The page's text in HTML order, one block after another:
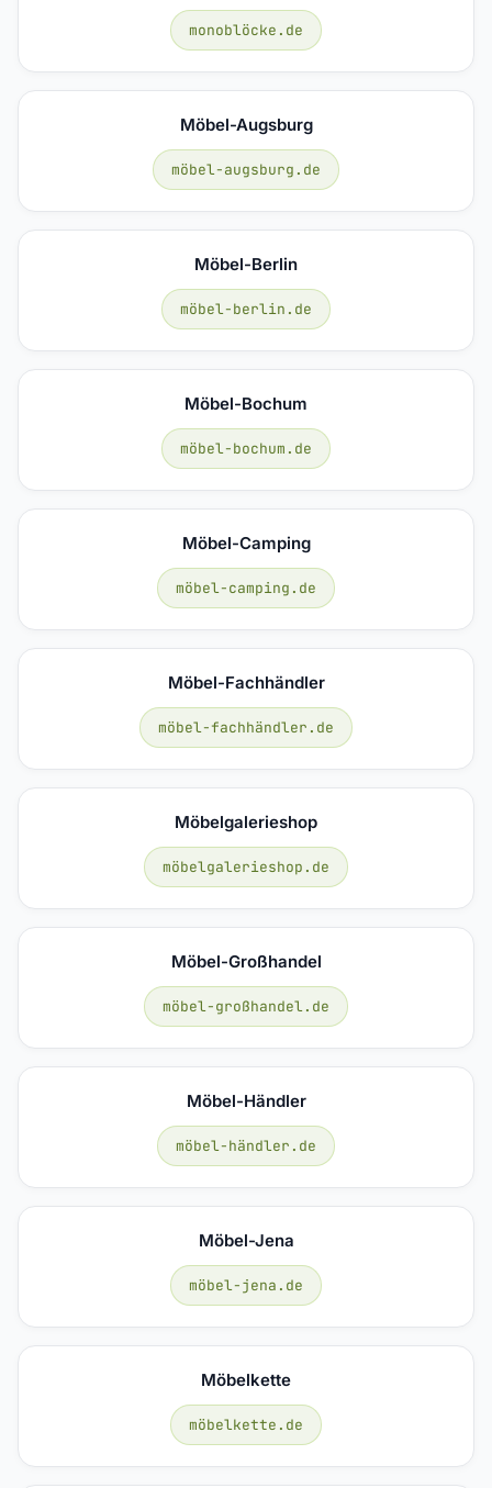
monoblöcke.de
Möbel-Augsburg
möbel-augsburg.de
Möbel-Berlin
möbel-berlin.de
Möbel-Bochum
möbel-bochum.de
Möbel-Camping
möbel-camping.de
Möbel-Fachhändler
möbel-fachhändler.de
Möbelgalerieshop
möbelgalerieshop.de
Möbel-Großhandel
möbel-großhandel.de
Möbel-Händler
möbel-händler.de
Möbel-Jena
möbel-jena.de
Möbelkette
möbelkette.de